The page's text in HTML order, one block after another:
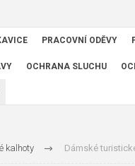
PRACOVNÍ ODĚVY
OCHRANA SLUCHU
kalhoty Dámské